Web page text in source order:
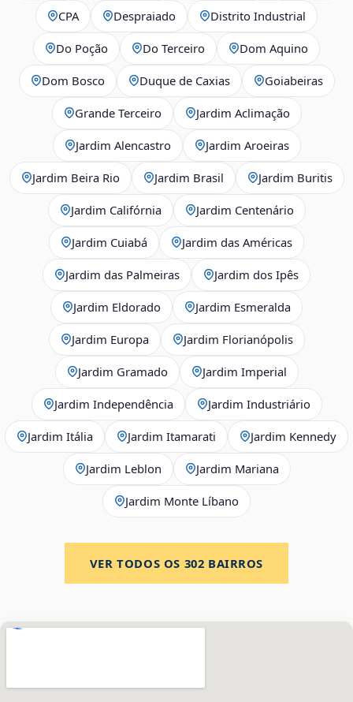
CPA Despraiado Distrito Industrial
Do Poção Do Terceiro Dom Aquino
Dom Bosco Duque de Caxias Goiabeiras
Grande Terceiro Jardim Aclimação
Jardim Alencastro Jardim Aroeiras
Jardim Beira Rio Jardim Brasil Jardim Buritis
Jardim Califórnia Jardim Centenário
Jardim Cuiabá Jardim das Américas
Jardim das Palmeiras Jardim dos Ipês
Jardim Eldorado Jardim Esmeralda
Jardim Europa Jardim Florianópolis
Jardim Gramado Jardim Imperial
Jardim Independência Jardim Industriário
Jardim Itália Jardim Itamarati Jardim Kennedy
Jardim Leblon Jardim Mariana
Jardim Monte Líbano
VER TODOS OS 302 BAIRROS